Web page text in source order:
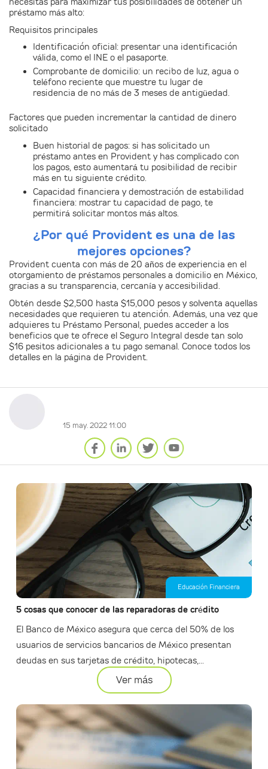
préstamo más alto:
Requisitos principales
Identificación oficial: presentar una identificación
válida, como el INE o el pasaporte.
Comprobante de domicilio: un recibo de luz, agua o
teléfono reciente que muestre tu lugar de
residencia de no más de 3 meses de antigüedad.
Factores que pueden incrementar la cantidad de dinero
solicitado
Buen historial de pagos: si has solicitado un
préstamo antes en Provident y has complicado con
los pagos, esto aumentará tu posibilidad de recibir
más en tu siguiente crédito.
Capacidad financiera y demostración de estabilidad
financiera: mostrar tu capacidad de pago, te
permitirá solicitar montos más altos.
¿Por qué Provident es una de las
mejores opciones?
Provident cuenta con más de 20 años de experiencia en el
otorgamiento de préstamos personales a domicilio en México,
gracias a su transparencia, cercanía y accesibilidad.
Obtén desde $2,500 hasta $15,000 pesos y solventa aquellas
necesidades que requieren tu atención. Además, una vez que
adquieres tu Préstamo Personal, puedes acceder a los
beneficios que te ofrece el Seguro Integral desde tan solo
$16 pesitos adicionales a tu pago semanal. Conoce todos los
detalles en la página de Provident.
15 may. 2022 11:00
Educación Financiera
5 cosas que conocer de las reparadoras de crédito
El Banco de México asegura que cerca del 50% de los
usuarios de servicios bancarios de México presentan
deudas en sus tarjetas de crédito, hipotecas,...
Ver más